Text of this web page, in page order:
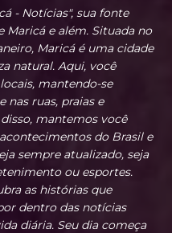
- Notícias", sua fonte
Maricá e além. Situada no
Maricá é uma cidade
natural. Aqui, você
mantendo-se
nas ruas, praias e
mantemos você
do Brasil e
sempre atualizado, seja
ou esportes.
as histórias que
dentro das notícias
diária. Seu dia começa